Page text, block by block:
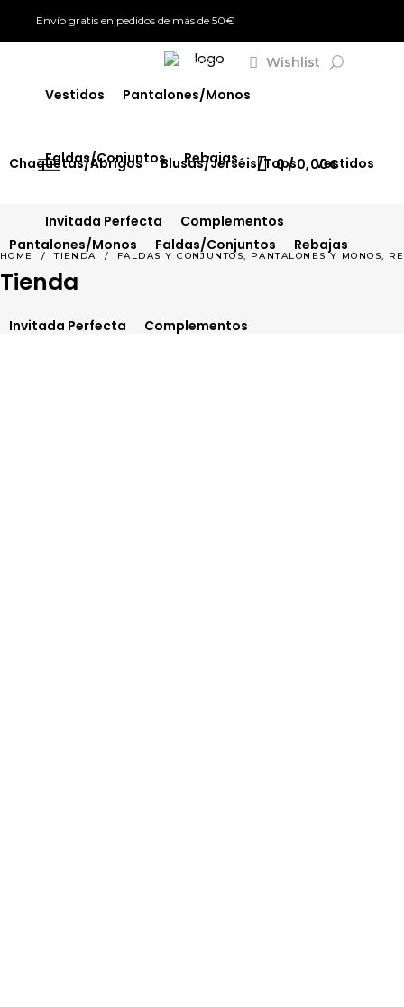
Envío gratis en pedidos de más de 50€
SIGN IN Wishlist
Chaquetas/Abrigos Blusas/Jerséis/Tops Vestidos
Pantalones/Monos Faldas/Conjuntos Rebajas
Invitada Perfecta Complementos
0 0,00€
Chaquetas/Abrigos
Vestidos Pantalones/Monos
Faldas/Conjuntos Rebajas
Invitada Perfecta Complementos
HOME /TIENDA / FALDAS Y CONJUNTOS, PANTALONES Y MONOS,
Tienda